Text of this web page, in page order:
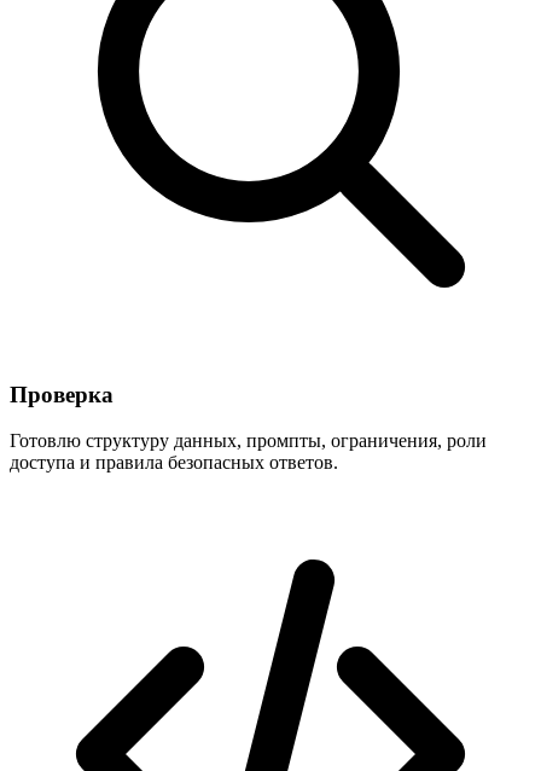
Проверка
Готовлю структуру данных, промпты, ограничения, роли
доступа и правила безопасных ответов.